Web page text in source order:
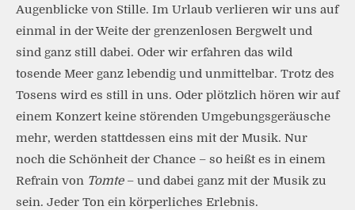
Augenblicke von Stille. Im Urlaub verlieren wir uns auf
einmal in der Weite der grenzenlosen Bergwelt und
sind ganz still dabei. Oder wir erfahren das wild
tosende Meer ganz lebendig und unmittelbar. Trotz des
Tosens wird es still in uns. Oder plötzlich hören wir auf
einem Konzert keine störenden Umgebungsgeräusche
mehr, werden stattdessen eins mit der Musik. Nur
noch die Schönheit der Chance – so heißt es in einem
Refrain von Tomte– und dabei ganz mit der Musik zu
sein. Jeder Ton ein körperliches Erlebnis.